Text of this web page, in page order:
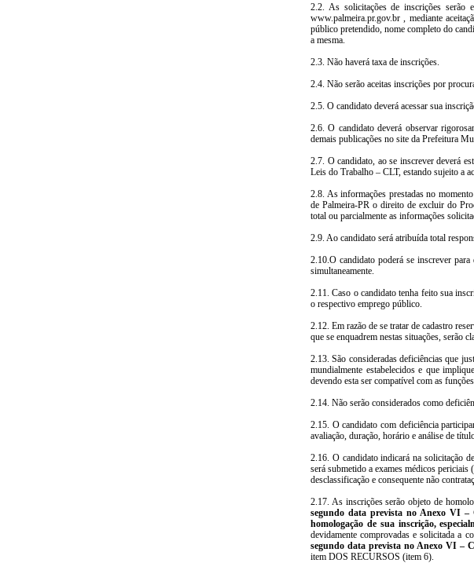
2.2. As solicitações de inscrições serão
www.palmeira.pr.gov.br , mediante
público pretendido, nome completo do
a mesma.
2.3. Não haverá taxa de inscrições.
2.4. Não serão aceitas inscrições por
2.5. O candidato deverá acessar sua
2.6. O candidato deverá observar
demais publicações no site da Prefeitura
2.7. O candidato, ao se inscrever deverá
Leis do Trabalho – CLT, estando sujeito a
2.8. As informações prestadas no
de Palmeira-PR o direito de excluir do
total ou parcialmente as informações
2.9. Ao candidato será atribuída total
2.10.O candidato poderá se inscrever
simultaneamente.
2.11. Caso o candidato tenha feito sua
o respectivo emprego público.
2.12. Em razão de se tratar de cadastro
que se enquadrem nestas situações, serão
2.13. São consideradas deficiências que
mundialmente estabelecidos e que
devendo esta ser compatível com as
2.14. Não serão considerados como
2.15. O candidato com deficiência
avaliação, duração, horário e análise de
2.16. O candidato indicará na solicitação
será submetido a exames médicos
desclassificação e consequente não
2.17. As inscrições serão objeto de
segundo data prevista no Anexo VI –
homologação de sua inscrição,
devidamente comprovadas e solicitada a
segundo data prevista no Anexo VI –
item DOS RECURSOS (item 6).